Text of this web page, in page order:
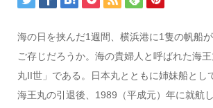
海の日を挟んだ1週間、横浜港に1隻の帆船
ご存じだろうか。海の貴婦人と呼ばれた海
丸II世」である。日本丸とともに姉妹船とし
海王丸の引退後、1989（平成元）年に就航